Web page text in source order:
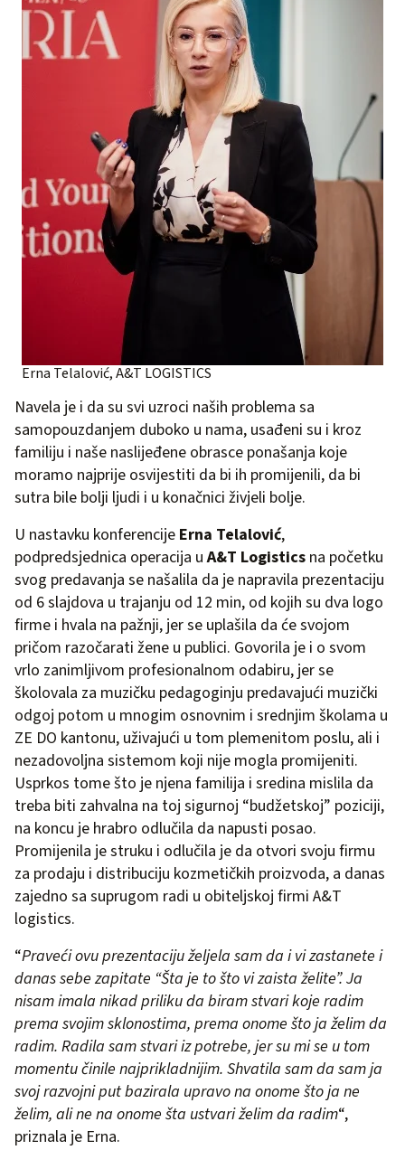
Erna Telalović, A&T LOGISTICS
Navela je i da su svi uzroci naših problema sa
samopouzdanjem duboko u nama, usađeni su i kroz
familiju i naše naslijeđene obrasce ponašanja koje
moramo najprije osvijestiti da bi ih promijenili, da bi
sutra bile bolji ljudi i u konačnici živjeli bolje.
U nastavku konferencije Erna Telalović,
podpredsjednica operacija uA&T Logistics na početku
svog predavanja se našalila da je napravila prezentaciju
od 6 slajdova u trajanju od 12 min, od kojih su dva logo
firme i hvala na pažnji, jer se uplašila da će svojom
pričom razočarati žene u publici. Govorila je i o svom
vrlo zanimljivom profesionalnom odabiru, jer se
školovala za muzičku pedagoginju predavajući muzički
odgoj potom u mnogim osnovnim i srednjim školama u
ZE DO kantonu, uživajući u tom plemenitom poslu, ali i
nezadovoljna sistemom koji nije mogla promijeniti.
Usprkos tome što je njena familija i sredina mislila da
treba biti zahvalna na toj sigurnoj “budžetskoj” poziciji,
na koncu je hrabro odlučila da napusti posao.
Promijenila je struku i odlučila je da otvori svoju firmu
za prodaju i distribuciju kozmetičkih proizvoda, a danas
zajedno sa suprugom radi u obiteljskoj firmi A&T
logistics.
“Praveći ovu prezentaciju željela sam da i vi zastanete i
danas sebe zapitate “Šta je to što vi zaista želite”. Ja
nisam imala nikad priliku da biram stvari koje radim
prema svojim sklonostima, prema onome što ja želim da
radim. Radila sam stvari iz potrebe, jer su mi se u tom
momentu činile najprikladnijim. Shvatila sam da sam ja
svoj razvojni put bazirala upravo na onome što ja ne
želim, ali ne na onome šta ustvari želim da radim“,
priznala je Erna.